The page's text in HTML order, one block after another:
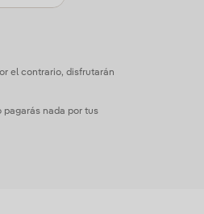
el contrario, disfrutarán
pagarás nada por tus